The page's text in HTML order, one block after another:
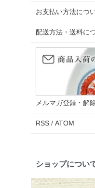
お支払い方法につ
配送方法・送料に
メルマガ登録・解
RSS / ATOM
ショップについ